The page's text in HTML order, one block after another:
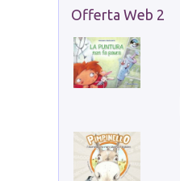
Offerta Web 2